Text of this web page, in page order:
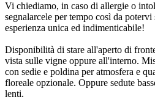
Vi chiediamo, in caso di allergie o
segnalarcele per tempo così da
esperienza unica ed indimenticabile!
Disponibilità di stare all'aperto di
vista sulle vigne oppure all'interno.
con sedie e poldina per atmosfera e
floreale opzionale. Oppure sedute
lenti.